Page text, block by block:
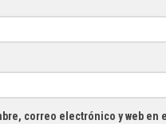
correo electrónico y web en